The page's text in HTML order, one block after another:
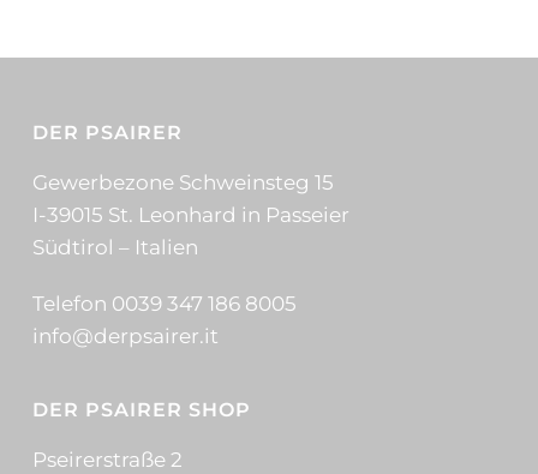
DER PSAIRER
Gewerbezone Schweinsteg 15
I-39015 St. Leonhard in Passeier
Südtirol – Italien
Telefon 0039 347 186 8005
info@derpsairer.it
DER PSAIRER SHOP
Pseirerstraße 2